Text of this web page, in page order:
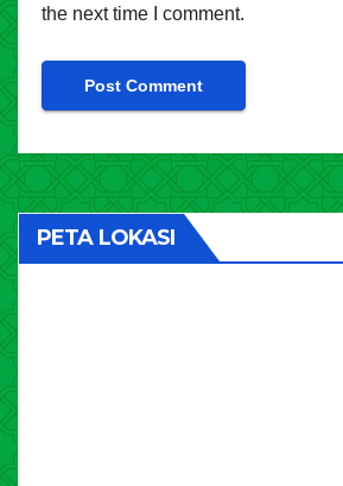
the next time I comment.
PETA LOKASI